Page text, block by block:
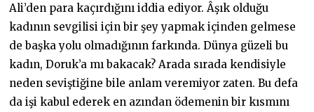
Ali’den para kaçırdığını iddia ediyor. Âşık olduğu
kadının sevgilisi için bir şey yapmak içinden gelmese
de başka yolu olmadığının farkında. Dünya güzeli bu
kadın, Doruk’a mı bakacak? Arada sırada kendisiyle
neden seviştiğine bile anlam veremiyor zaten. Bu defa
da işi kabul ederek en azından ödemenin bir kısmını